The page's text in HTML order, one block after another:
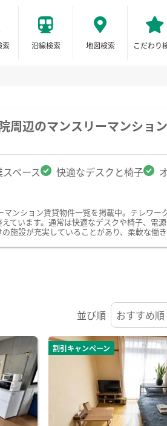
索 沿線検索 地図検索 こだわり
周辺のマンスリーマンショ
ペース 快適なデスクと椅子
ンション賃貸物件一覧を掲載中。テレワ
ています。通常は快適なデスクや椅子、電
施設が充実していることがあり、柔軟な働き
並び順
割引キャンペーン